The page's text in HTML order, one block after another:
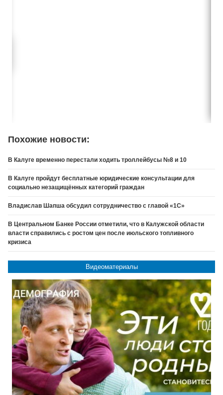
Похожие новости:
В Калуге временно перестали ходить троллейбусы №8 и 10
В Калуге пройдут бесплатные юридические консультации для
социально незащищённых категорий граждан
Владислав Шапша обсудил сотрудничество с главой «1С»
В Центральном Банке России отметили, что в Калужской области
власти справились с ростом цен после июльского топливного
кризиса
Видеоматериалы